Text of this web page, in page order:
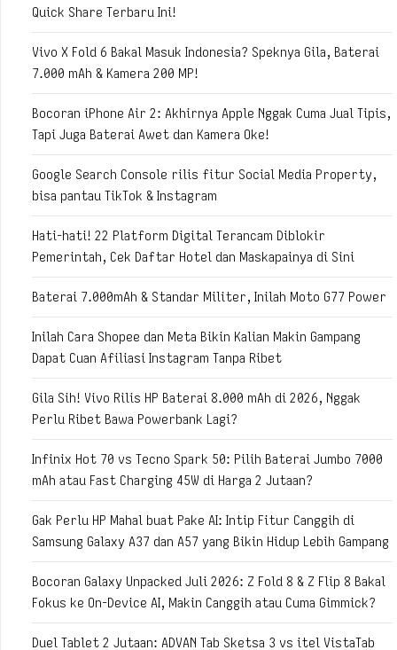
Quick Share Terbaru Ini!
Vivo X Fold 6 Bakal Masuk Indonesia? Speknya Gila, Baterai
7.000 mAh & Kamera 200 MP!
Bocoran iPhone Air 2: Akhirnya Apple Nggak Cuma Jual Tipis,
Tapi Juga Baterai Awet dan Kamera Oke!
Google Search Console rilis fitur Social Media Property,
bisa pantau TikTok & Instagram
Hati-hati! 22 Platform Digital Terancam Diblokir
Pemerintah, Cek Daftar Hotel dan Maskapainya di Sini
Baterai 7.000mAh & Standar Militer, Inilah Moto G77 Power
Inilah Cara Shopee dan Meta Bikin Kalian Makin Gampang
Dapat Cuan Afiliasi Instagram Tanpa Ribet
Gila Sih! Vivo Rilis HP Baterai 8.000 mAh di 2026, Nggak
Perlu Ribet Bawa Powerbank Lagi?
Infinix Hot 70 vs Tecno Spark 50: Pilih Baterai Jumbo 7000
mAh atau Fast Charging 45W di Harga 2 Jutaan?
Gak Perlu HP Mahal buat Pake AI: Intip Fitur Canggih di
Samsung Galaxy A37 dan A57 yang Bikin Hidup Lebih Gampang
Bocoran Galaxy Unpacked Juli 2026: Z Fold 8 & Z Flip 8 Bakal
Fokus ke On-Device AI, Makin Canggih atau Cuma Gimmick?
Duel Tablet 2 Jutaan: ADVAN Tab Sketsa 3 vs itel VistaTab